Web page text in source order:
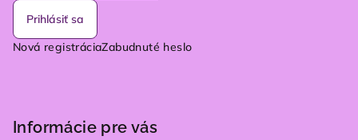
Prihlásiť sa
Nová registráciaZabudnuté heslo
Informácie pre vás